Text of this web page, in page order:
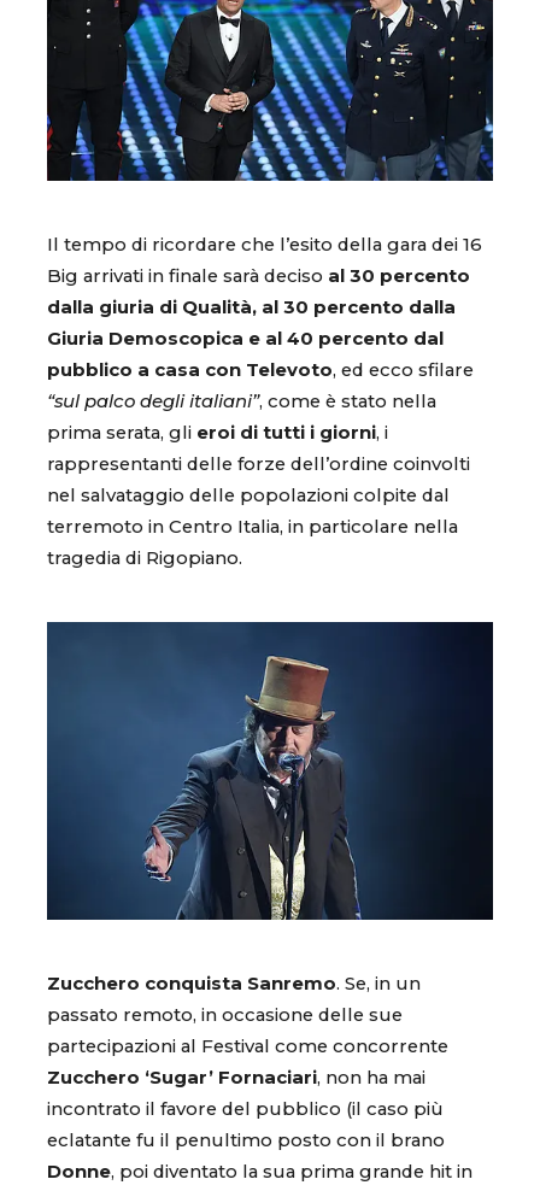
Il tempo di ricordare che l’esito della gara dei 16
Big arrivati in finale sarà deciso al 30 percento
dalla giuria di Qualità, al 30 percento dalla
Giuria Demoscopica e al 40 percento dal
pubblico a casa con Televoto, ed ecco sfilare
“sul palco degli italiani”, come è stato nella
prima serata, gli eroi di tutti i giorni, i
rappresentanti delle forze dell’ordine coinvolti
nel salvataggio delle popolazioni colpite dal
terremoto in Centro Italia, in particolare nella
tragedia di Rigopiano.
Zucchero conquista Sanremo. Se, in un
passato remoto, in occasione delle sue
partecipazioni al Festival come concorrente
Zucchero ‘Sugar’ Fornaciari, non ha mai
incontrato il favore del pubblico (il caso più
eclatante fu il penultimo posto con il brano
Donne, poi diventato la sua prima grande hit in